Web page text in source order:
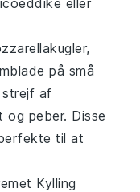
,
på små
af
og peber. Disse
til at
Kylling